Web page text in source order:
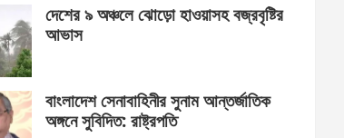
দেশের ৯ অঞ্চলে ঝোড়ো হাওয়াসহ বজ্রবৃষ্টির
আভাস
বাংলাদেশ সেনাবাহিনীর সুনাম আন্তর্জাতিক
অঙ্গনে সুবিদিত: রাষ্ট্রপতি